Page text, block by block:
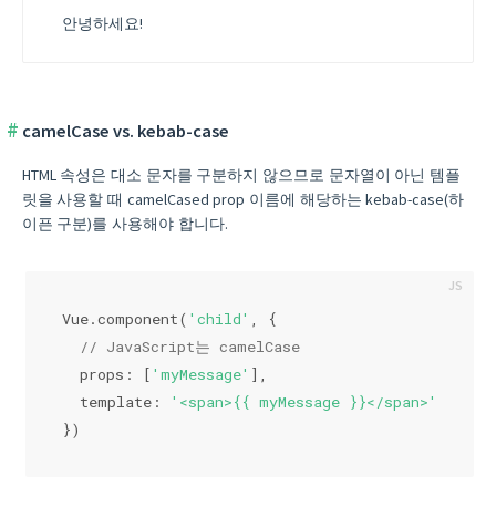
안녕하세요!
camelCase vs. kebab-case
HTML 속성은 대소 문자를 구분하지 않으므로 문자열이 아닌 템플
릿을 사용할 때 camelCased prop 이름에 해당하는 kebab-case(하
이픈 구분)를 사용해야 합니다.
Vue.component( 'child' , {
// JavaScript는 camelCase
  props: [
'myMessage' ],
  template:
'<span>{{ myMessage }}</span>'
})